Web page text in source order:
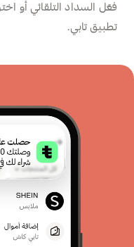
فعّل السداد التلقائي أو
تطبيق تابي.